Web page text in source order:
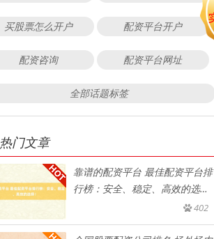
买股票怎么开户 配资平台开户
配资咨询 配资平台网址
全部话题标签
热门文章
靠谱的配资平台 最佳配资平台排
行榜：安全、稳定、高效的选
402